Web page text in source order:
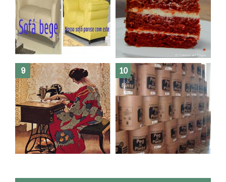
O medo que habita em nós.
Reforma do sofá, agora é em
patchwork!
The Red Velvet !!! O Perfeito